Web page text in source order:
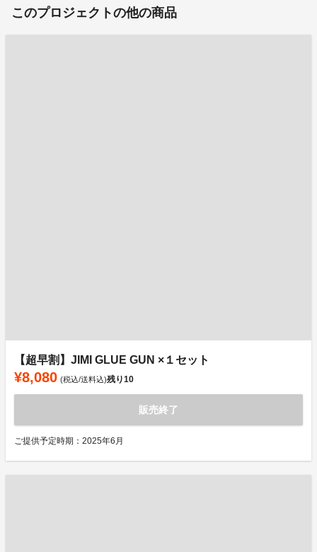
このプロジェクトの他の商品
【超早割】JIMI GLUE GUN ×１セット
¥8,080 (税込/送料込)残り10
販売終了
ご提供予定時期：2025年6月